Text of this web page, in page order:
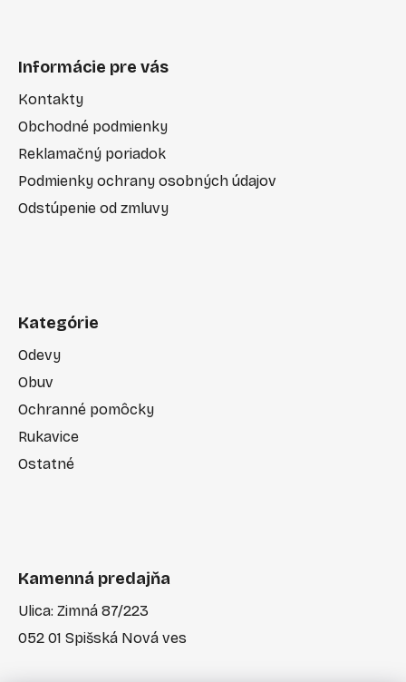
Informácie pre vás
Kontakty
Obchodné podmienky
Reklamačný poriadok
Podmienky ochrany osobných údajov
Odstúpenie od zmluvy
Kategórie
Odevy
Obuv
Ochranné pomôcky
Rukavice
Ostatné
Kamenná predajňa
Ulica: Zimná 87/223
052 01 Spišská Nová ves